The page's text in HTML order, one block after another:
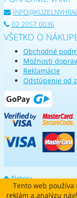
02 2057 0036
VŠETKO O
Obchodné
Možnosti
Reklamácie
Odstúpenie od
Nahoru
Tento web
reklám a analýzu